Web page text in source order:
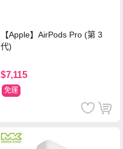
【Apple】AirPods Pro (第 3
代)
$7,115
免運